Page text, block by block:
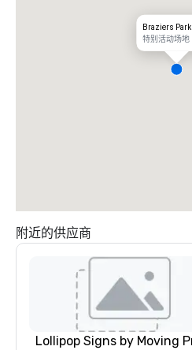
Braziers Park
特别活动场地
附近的供应商